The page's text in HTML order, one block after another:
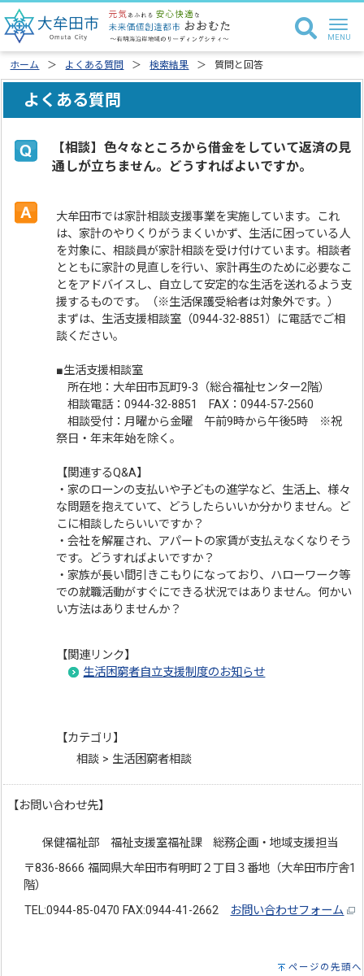
ホーム よくある質問 検索結果 質問と回答
よくある質問
【相談】色々なところから借金をしていて返済の見
通しが立ちません。どうすればよいですか。
大牟田市では家計相談支援事業を実施しています。これ
は、家計のやりくりがうまくいかず、生活に困っている人
を対象に、相談員が家計相談を受け付けています。相談者
とともに家計の見直しを行い、家計再生のために必要なこ
とをアドバイスし、自立して安定的な生活を送れるよう支
援するものです。（※生活保護受給者は対象外です。）
まずは、生活支援相談室（0944-32-8851）に電話でご相
談ください。
■生活支援相談室
所在地：大牟田市瓦町9-3（総合福祉センター2階）
相談電話：0944-32-8851 FAX：0944-57-2560
相談受付：月曜から金曜 午前9時から午後5時 ※祝
祭日・年末年始を除く。
【関連するQ&A】
・家のローンの支払いや子どもの進学など、生活上、様々
な問題を抱えていて、どうしたらいいか分かりません。ど
こに相談したらいいですか？
・会社を解雇され、アパートの家賃が支払えなくなりそう
です。どうすればよいですか？
・家族が長い間引きこもりになっており、ハローワーク等
での就職活動がすぐにできる状況ではありません。何かい
い方法はありませんか？
【関連リンク】
生活困窮者自立支援制度のお知らせ
【カテゴリ】
相談 > 生活困窮者相談
【お問い合わせ先】
保健福祉部 福祉支援室福祉課 総務企画・地域支援担当
〒836-8666 福岡県大牟田市有明町２丁目３番地（大牟田市庁舎1
階）
TEL:0944-85-0470 FAX:0944-41-2662
お問い合わせフォーム
ページの先頭へ